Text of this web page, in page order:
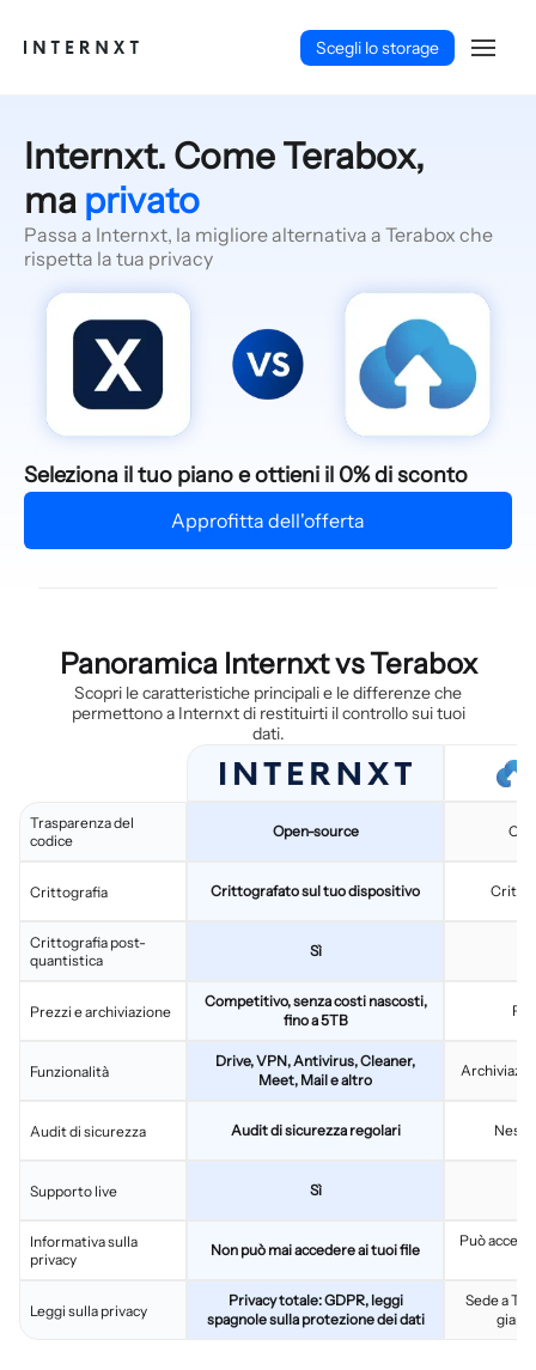
Scegli lo storage
Internxt. Come Terabox,
ma privato
Passa a Internxt, la migliore alternativa a Terabox che
rispetta la tua privacy
Seleziona il tuo piano e ottieni il 0% di sconto
Approfitta dell'offerta
Panoramica Internxt vs Terabox
Scopri le caratteristiche principali e le differenze che
permettono a Internxt di restituirti il controllo sui tuoi
dati.
Trasparenza del
codice
Crittografia
Crittografia post-
quantistica
Prezzi e archiviazione
Funzionalità
Audit di sicurezza
Supporto live
Informativa sulla
privacy
Leggi sulla privacy
Open-source
Crittografato sul tuo dispositivo
Sì
Competitivo, senza costi nascosti,
fino a 5TB
Drive, VPN, Antivirus, Cleaner,
Meet, Mail e altro
Audit di sicurezza regolari
Sì
Non può mai accedere ai tuoi file
Può
Privacy totale: GDPR, leggi
spagnole sulla protezione dei dati
Sede a